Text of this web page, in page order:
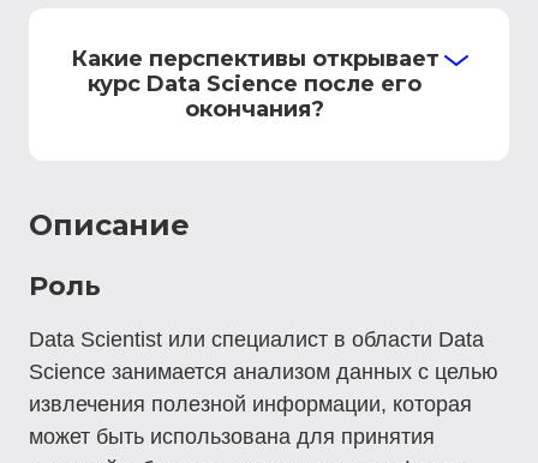
Какие перспективы открывает
курс Data Science после его
окончания?
Описание
Роль
Data Scientist или специалист в области Data
Science занимается анализом данных с целью
извлечения полезной информации, которая
может быть использована для принятия